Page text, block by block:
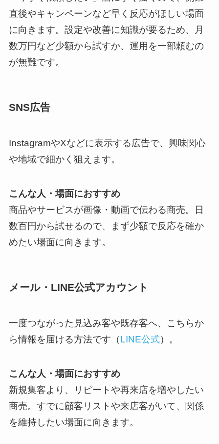
直後やキャンペーンなど早く反応がほしい場面
に向きます。設定や改善に知識が要るため、月
数万円など少額から試すか、運用を一部頼むの
が無難です。
SNS広告
InstagramやXなどに表示する広告で、興味関心
や地域で細かく狙えます。
こんな人・場面におすすめ
商品やサービスが画像・動画で伝わる商売。日
数百円から試せるので、まず少額で反応を確か
めたい場面に向きます。
メール・LINE公式アカウント
一度つながった見込み客や既存客へ、こちらか
ら情報を届ける方法です（LINE公式）。
こんな人・場面におすすめ
新規集客より、リピートや再来店を増やしたい
商売。すでに顧客リストや来店客がいて、関係
を維持したい場面に向きます。